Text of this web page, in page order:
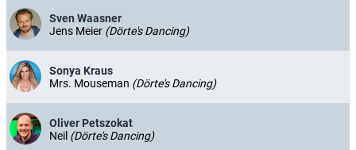
Sven Waasner
Jens Meier (Dörte's Dancing)
Sonya Kraus
Mrs. Mouseman (Dörte's Dancing)
Oliver Petszokat
Neil (Dörte's Dancing)